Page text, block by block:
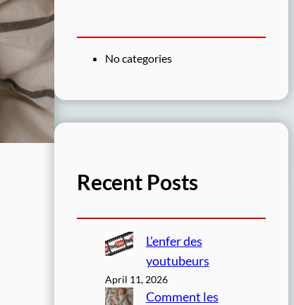
No categories
Recent Posts
L’enfer des
youtubeurs
April 11, 2026
Comment les